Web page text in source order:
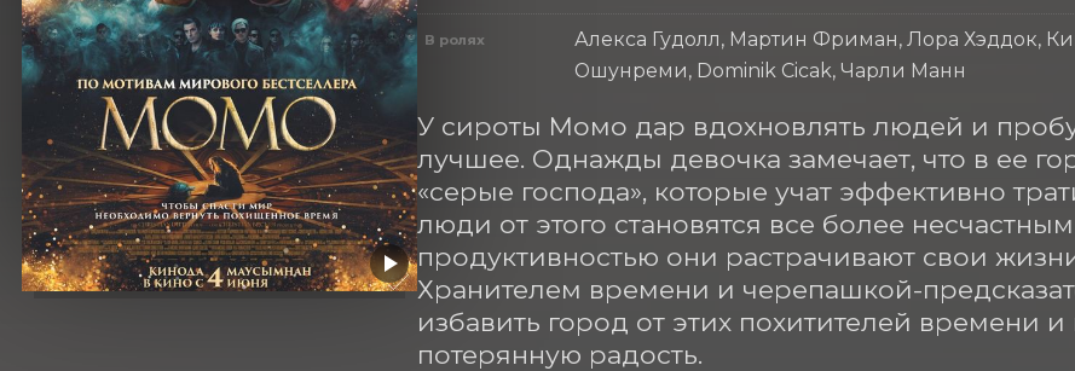
В ролях
Алекса Гудолл, Мартин Фриман, Лора Хэддок,
Ошунреми, Dominik Cicak, Чарли Манн
У сироты Момо дар вдохновлять людей и
лучшее. Однажды девочка замечает, что в ее
«серые господа», которые учат эффективно
люди от этого становятся все более
продуктивностью они растрачивают свои
Хранителем времени и черепашкой-
избавить город от этих похитителей времени
потерянную радость.